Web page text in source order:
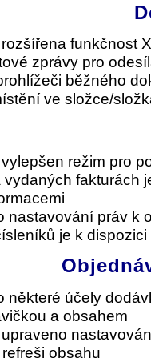
funkčnost
zprávy pro
běžného
ve složce/
režim pro
vydaných fakturách
nastavování práv k
je k
některé účely
a obsahem
obsahu